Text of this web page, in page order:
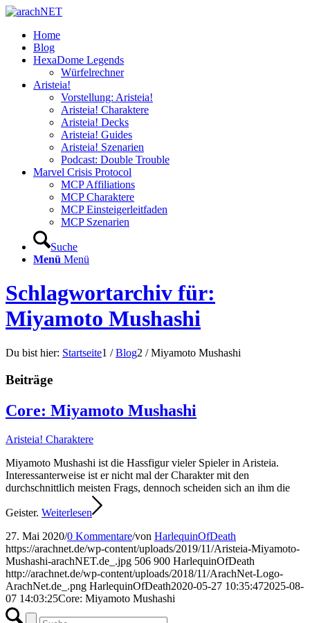
Home
Blog
HexaDome Legends
Würfelrechner
Aristeia!
Vorstellung: Aristeia!
Aristeia! Charaktere
Aristeia! Decks
Aristeia! Guides
Aristeia! Szenarien
Podcast: Double Trouble
Marvel Crisis Protocol
MCP Affiliations
MCP Charaktere
MCP Einsteigerleitfaden
MCP Szenarien
Suche
Menü Menü
Schlagwortarchiv für:
Miyamoto Mushashi
Du bist hier: Startseite1 / Blog2 / Miyamoto Mushashi
Beiträge
Core: Miyamoto Mushashi
Aristeia! Charaktere
Miyamoto Mushashi ist die Hassfigur vieler Spieler in Aristeia.
Interessanterweise ist er nicht mal der Charakter mit den
durchschnittlich meisten Frags, dennoch scheiden sich an ihm die
Geister. Weiterlesen
27. Mai 2020/0 Kommentare/von HarlequinOfDeath
https://arachnet.de/wp-content/uploads/2019/11/Aristeia-Miyamoto-
Mushashi-arachNET.de_.jpg 506 900 HarlequinOfDeath
http://arachnet.de/wp-content/uploads/2018/11/ArachNet-Logo-
ArachNet.de_.png HarlequinOfDeath2020-05-27 10:35:472025-08-
07 14:03:25Core: Miyamoto Mushashi